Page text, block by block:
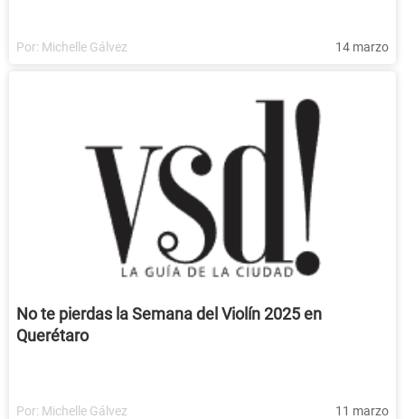
Por: Michelle Gálvez 14 marzo
No te pierdas la Semana del Violín 2025 en
Querétaro
Por: Michelle Gálvez 11 marzo